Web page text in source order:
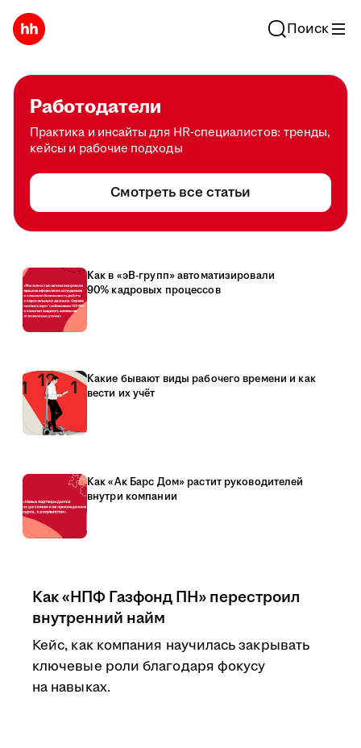
Поиск
Работодатели
Практика и инсайты для HR-специалистов: тренды,
кейсы и рабочие подходы
Смотреть все статьи
Как в «эВ-групп» автоматизировали
90% кадровых процессов
Какие бывают виды рабочего времени и как
вести их учёт
Как «Ак Барс Дом» растит руководителей
внутри компании
Как «НПФ Газфонд ПН» перестроил
внутренний найм
Кейс, как компания научилась закрывать
ключевые роли благодаря фокусу
на навыках.